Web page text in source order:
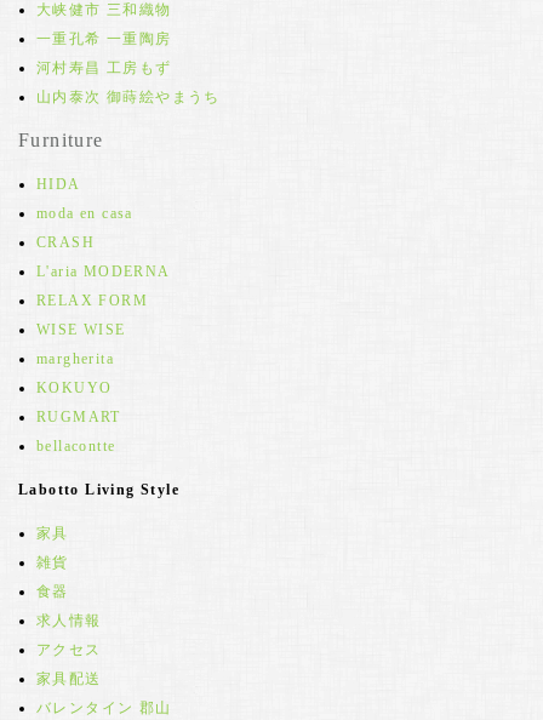
大峡健市 三和織物
一重孔希 一重陶房
河村寿昌 工房もず
山内泰次 御蒔絵やまうち
Furniture
HIDA
moda en casa
CRASH
L'aria MODERNA
RELAX FORM
WISE WISE
margherita
KOKUYO
RUGMART
bellacontte
Labotto Living Style
家具
雑貨
食器
求人情報
アクセス
家具配送
バレンタイン 郡山